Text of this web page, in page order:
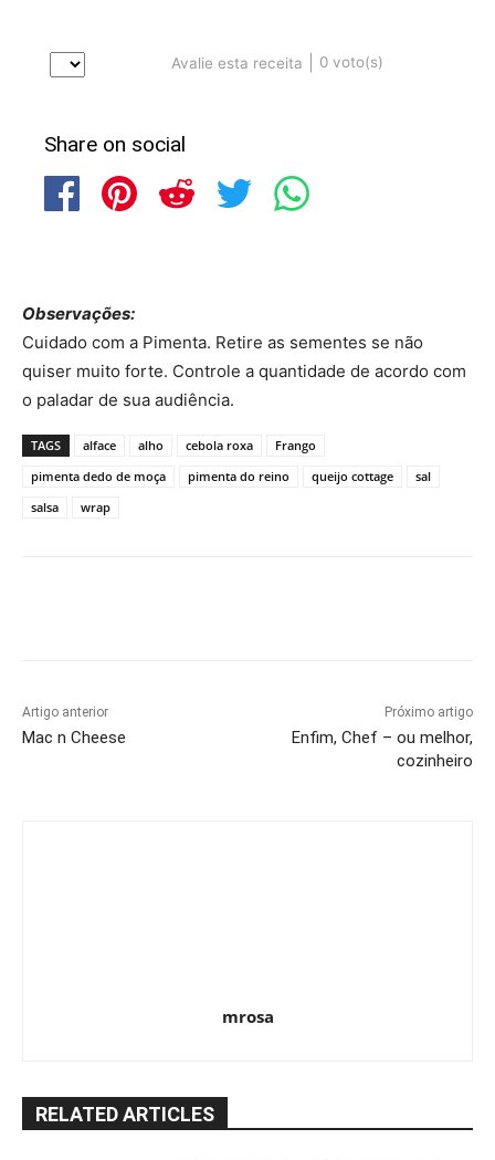
Avalie esta receita 0 voto(s)
Share on social
Observações:
Cuidado com a Pimenta. Retire as sementes se não
quiser muito forte. Controle a quantidade de acordo com
o paladar de sua audiência.
TAGS alface alho cebola roxa
Frango
pimenta dedo de moça
pimenta do reino queijo cottage
sal
salsa
wrap
Artigo anterior
Mac n Cheese
Próximo artigo
Enfim, Chef – ou melhor,
cozinheiro
mrosa
RELATED ARTICLES